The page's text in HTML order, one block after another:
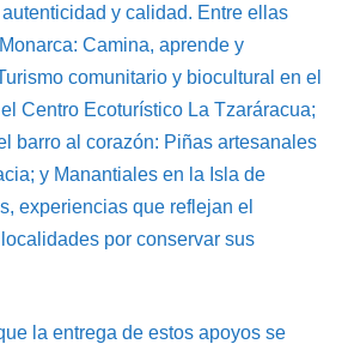
y calidad. Entre ellas
Camina, aprende y
comunitario y biocultural en el
Centro Ecoturístico La Tzaráracua;
barro al corazón: Piñas artesanales
y Manantiales en la Isla de
experiencias que reflejan el
por conservar sus
la entrega de estos apoyos se